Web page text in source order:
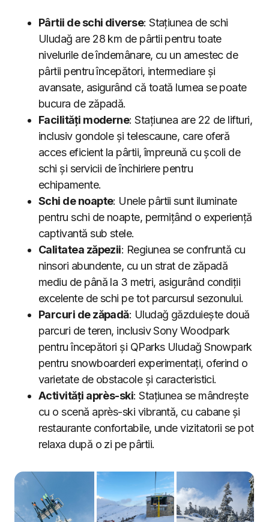
Pârtii de schi diverse: Stațiunea de schi
Uludağ are 28 km de pârtii pentru toate
nivelurile de îndemânare, cu un amestec de
pârtii pentru începători, intermediare și
avansate, asigurând că toată lumea se poate
bucura de zăpadă.
Facilități moderne: Stațiunea are 22 de lifturi,
inclusiv gondole și telescaune, care oferă
acces eficient la pârtii, împreună cu școli de
schi și servicii de închiriere pentru
echipamente.
Schi de noapte: Unele pârtii sunt iluminate
pentru schi de noapte, permițând o experiență
captivantă sub stele.
Calitatea zăpezii: Regiunea se confruntă cu
ninsori abundente, cu un strat de zăpadă
mediu de până la 3 metri, asigurând condiții
excelente de schi pe tot parcursul sezonului.
Parcuri de zăpadă: Uludağ găzduiește două
parcuri de teren, inclusiv Sony Woodpark
pentru începători și QParks Uludağ Snowpark
pentru snowboarderi experimentați, oferind o
varietate de obstacole și caracteristici.
Activități après-ski: Stațiunea se mândrește
cu o scenă après-ski vibrantă, cu cabane și
restaurante confortabile, unde vizitatorii se pot
relaxa după o zi pe pârtii.